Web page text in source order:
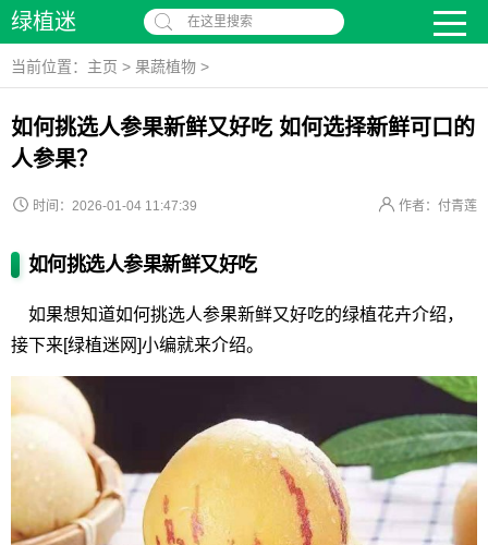
绿植迷 在这里搜索
当前位置： 主页 > 果蔬植物 >
如何挑选人参果新鲜又好吃 如何选择新鲜可口的
人参果？
时间：2026-01-04 11:47:39 作者：付青莲
如何挑选人参果新鲜又好吃
如果想知道如何挑选人参果新鲜又好吃的绿植花卉介绍，
接下来[绿植迷网]小编就来介绍。